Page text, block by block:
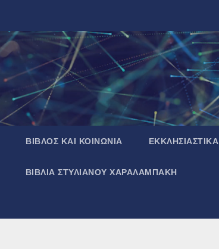
ΒΙΒΛΟΣ ΚΑΙ ΚΟΙΝΩΝΙΑ ΕΚΚΛΗΣΙΑΣΤΙΚΑ
ΒΙΒΛΙΑ ΣΤΥΛΙΑΝΟΥ ΧΑΡΑΛΑΜΠΑΚΗ